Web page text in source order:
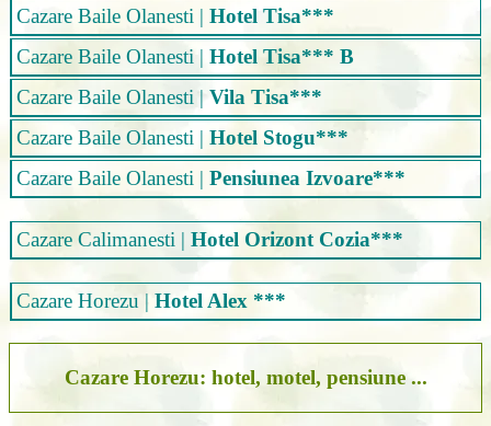
Cazare Baile Olanesti | Hotel Tisa***
Cazare Baile Olanesti | Hotel Tisa*** B
Cazare Baile Olanesti | Vila Tisa***
Cazare Baile Olanesti | Hotel Stogu***
Cazare Baile Olanesti | Pensiunea Izvoare***
Cazare Calimanesti | Hotel Orizont Cozia***
Cazare Horezu | Hotel Alex ***
Cazare Horezu: hotel, motel, pensiune ...